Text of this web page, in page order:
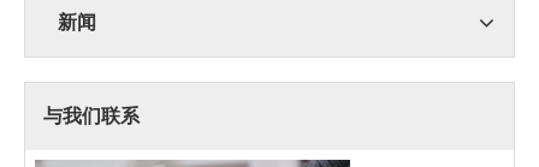
新闻
与我们联系